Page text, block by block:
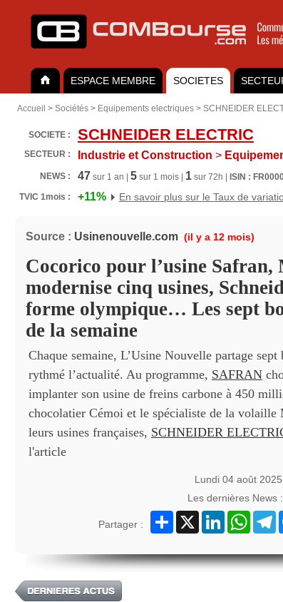
ESPACE MEMBRE SOCIETES
Accueil > Sociétés > Equipements electriques > SCHNEIDER
SOCIETE : SCHNEIDER ELECTRIC
SECTEUR : Industrie et Construction >
NEWS : 47 sur 1 an | 5 sur 1 mois | 1 sur 72h |
ISIN :
TVIC 1mois :
+11% En savoir plus sur le Taux de
Source : Usinenouvelle.com (il y a 12 mois)
Cocorico pour l’usine Safran,
modernise cinq usines,
forme olympique… Les sept
de la semaine
Chaque semaine, L’Usine Nouvelle partage
rythmé l’actualité. Au programme, SAFRAN
implanter son usine de freins carbone à 450
chocolatier Cémoi et le spécialiste de la volaille
leurs usines françaises, SCHNEIDER
l'article
Lundi 04 août
Les dernières News :
Partager :
Partager
X LinkedIn